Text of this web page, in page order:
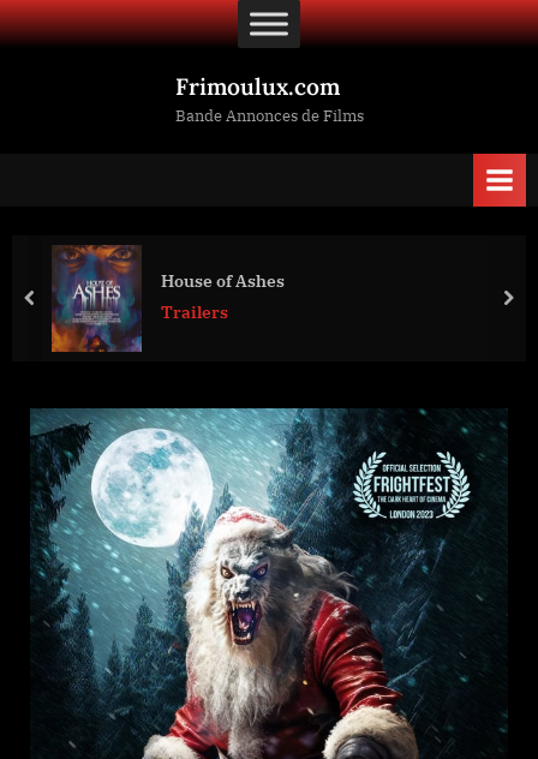
Skip
to
Frimoulux.com
Bande Annonces de Films
House of Ashes
Trailers
prev